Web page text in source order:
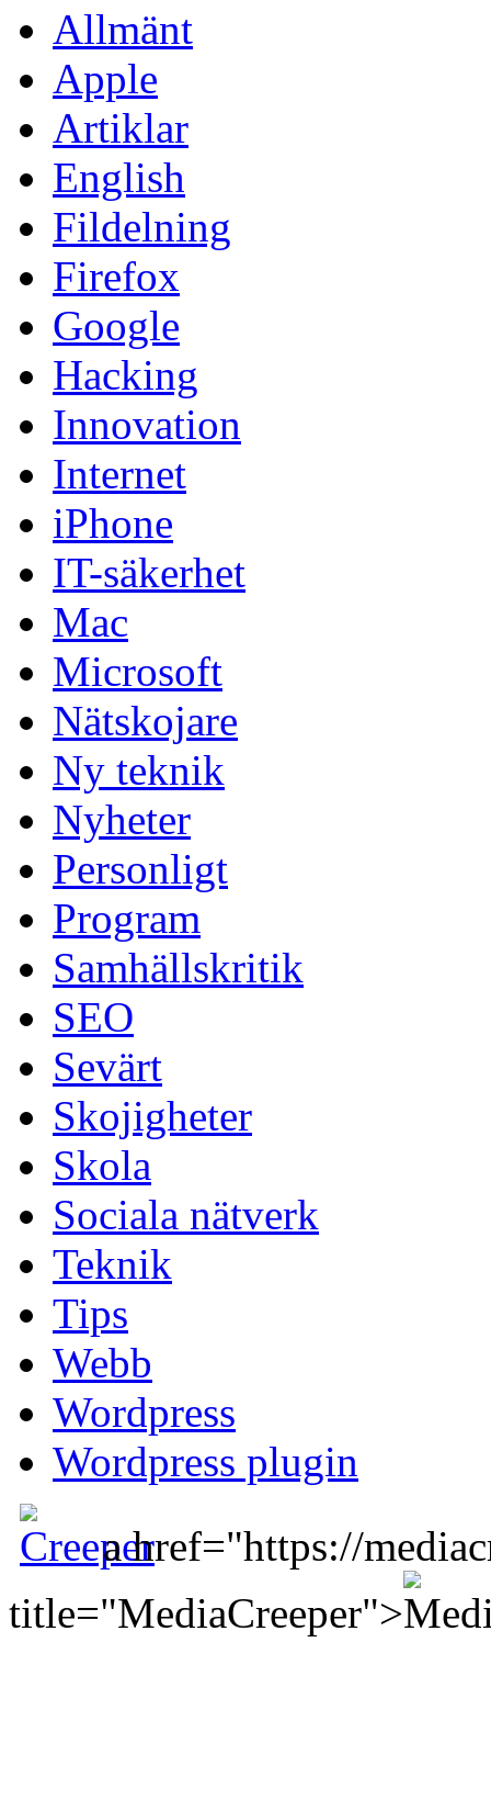
Allmänt
Apple
Artiklar
English
Fildelning
Firefox
Google
Hacking
Innovation
Internet
iPhone
IT-säkerhet
Mac
Microsoft
Nätskojare
Ny teknik
Nyheter
Personligt
Program
Samhällskritik
SEO
Sevärt
Skojigheter
Skola
Sociala nätverk
Teknik
Tips
Webb
Wordpress
Wordpress plugin
a href="https://
title="MediaCreeper">